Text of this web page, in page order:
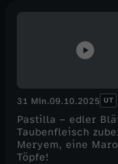
31 Min.09.10.2025 UT
Pastilla – edler
Taubenfleisch
Meryem, eine
Töpfe!